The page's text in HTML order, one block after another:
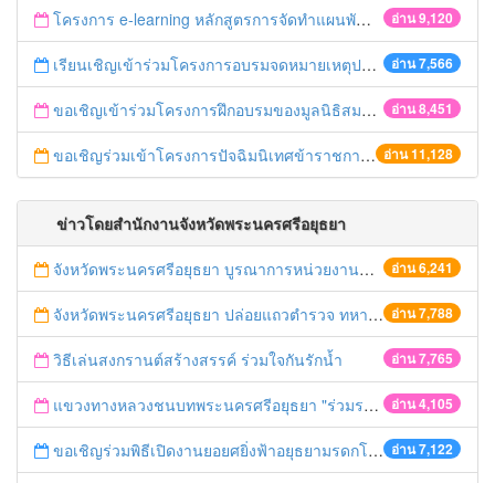
อ่าน 9,120
โครงการ e-learning หลักสูตรการจัดทำแผนพัฒนาจังหวัด
อ่าน 7,566
เรียนเชิญเข้าร่วมโครงการอบรมจดหมายเหตุประจำปี 2558 ของสมาคมจดหมายเหตุสยาม
อ่าน 8,451
ขอเชิญเข้าร่วมโครงการฝึกอบรมของมูลนิธิสมาคมนักเรียนทุนรัฐบาลไทย
อ่าน 11,128
ขอเชิญร่วมเข้าโครงการปัจฉิมนิเทศข้าราชการเกษียณอายุ ปี 2558
ข่าวโดยสำนักงานจังหวัดพระนครศรีอยุธยา
อ่าน 6,241
จังหวัดพระนครศรีอยุธยา บูรณาการหน่วยงานที่เกี่ยวข้อง ลงพื้นที่จัดระเบียบและดำเนินมาตรการตามบทลงโทษสูงสุดกับผู้ประกอบการร้านค้าที่ยังฝ่าฝืนตั้งร้านค้ารุกล้ำเขตพื้นที่ทางหลวง เตรียมความปลอดภัยก่อนเทศกาลสงกรานต์
อ่าน 7,788
จังหวัดพระนครศรีอยุธยา ปล่อยแถวตำรวจ ทหาร ฝ่ายปกครอง กว่า 100 นาย ตรวจเข้มท่ารถสาธารณะ สถานีขนส่งรถโดยสาร วินรถตู้ และสถานีรถไฟ เตรียมรับมือเทศกาลสงกรานต์
อ่าน 7,765
วิธีเล่นสงกรานต์สร้างสรรค์ ร่วมใจกันรักน้ำ
อ่าน 4,105
แขวงทางหลวงชนบทพระนครศรีอยุธยา "ร่วมรณรงค์ ขับช้า เปิดไฟหน้า คาดเข็มขัด" เทศกาลสงกรานต์ ปี 2561
อ่าน 7,122
ขอเชิญร่วมพิธีเปิดงานยอยศยิ่งฟ้าอยุธยามรดกโลก